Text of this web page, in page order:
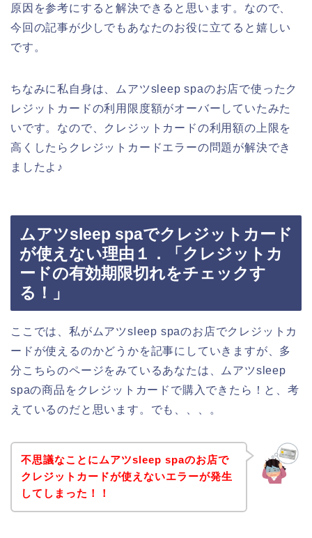
原因を参考にすると解決できると思います。なので、
今回の記事が少しでもあなたのお役に立てると嬉しい
です。
ちなみに私自身は、ムアツsleep spaのお店で使ったク
レジットカードの利用限度額がオーバーしていたみた
いです。なので、クレジットカードの利用額の上限を
高くしたらクレジットカードエラーの問題が解決でき
ましたよ♪
ムアツsleep spaでクレジットカード
が使えない理由１．「クレジットカ
ードの有効期限切れをチェックす
る！」
ここでは、私がムアツsleep spaのお店でクレジットカ
ードが使えるのかどうかを記事にしていきますが、多
分こちらのページをみているあなたは、ムアツsleep
spaの商品をクレジットカードで購入できたら！と、考
えているのだと思います。でも、、、。
不思議なことにムアツsleep spaのお店で
クレジットカードが使えないエラーが発生
してしまった！！